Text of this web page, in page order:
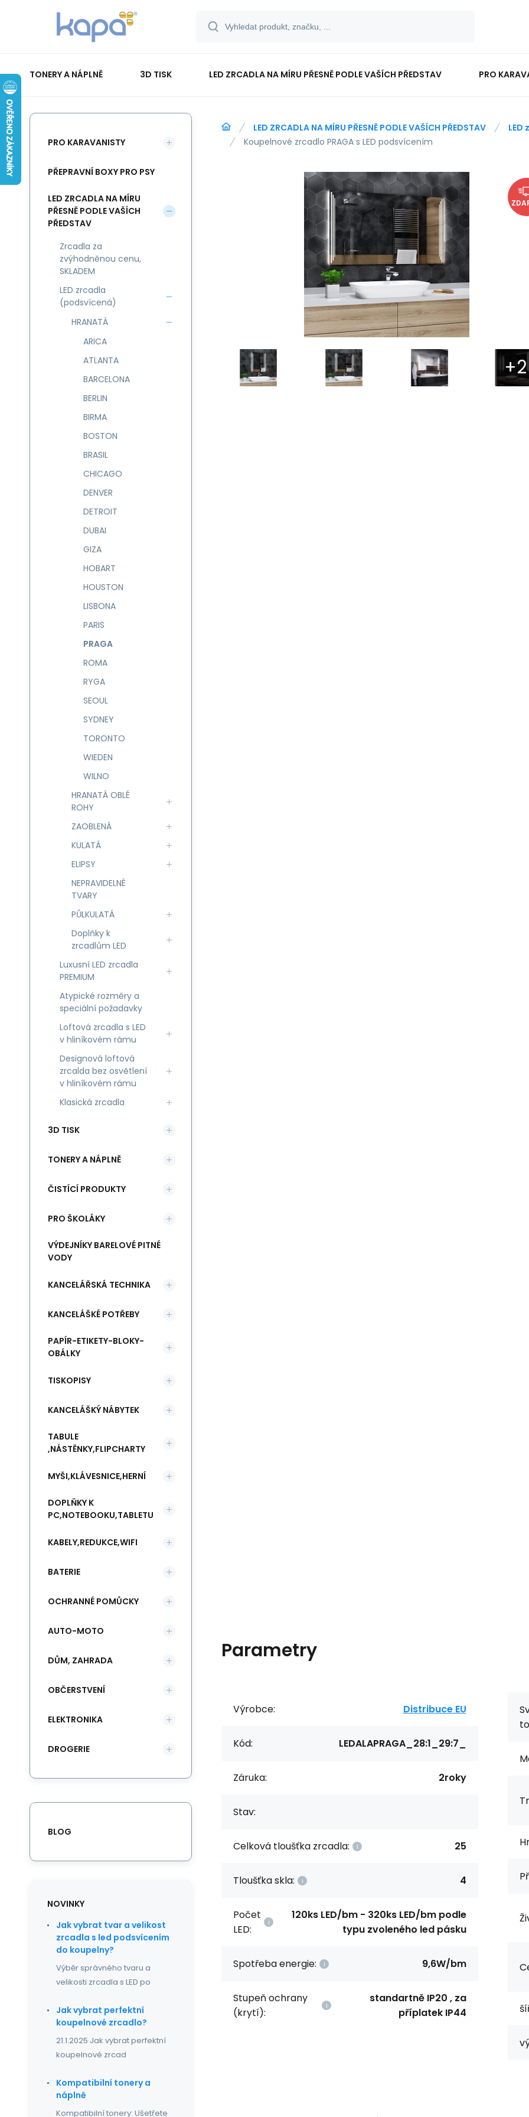
TONERY A NÁPLNĚ 3D TISK LED ZRCADLA NA MÍRU PŘESNĚ PODLE VAŠÍCH PŘEDSTAV PRO
PAPÍR-ETIKETY-BLOKY-OBÁLKY
LED ZRCADLA NA MÍRU PŘESNĚ PODLE VAŠÍCH PŘEDSTAV
Koupelnové zrcadlo PRAGA s LED podsvícením
Parametry
Výrobce: Distribuce EU
Kód: LEDALAPRAGA_28:1_29:7_
Záruka: 2roky
Stav:
Celková tloušťka zrcadla: 25
Tloušťka skla: 4
Počet
LED:
120ks LED/bm - 320ks LED/bm podle
typu zvoleného led pásku
Spotřeba energie: 9,6W/bm
Stupeň ochrany
(krytí):
standartně IP20 , za
příplatek IP44
PRO KARAVANISTY
PŘEPRAVNÍ BOXY PRO PSY
LED ZRCADLA NA MÍRU
PŘESNĚ PODLE VAŠÍCH
PŘEDSTAV
Zrcadla za
zvýhodněnou cenu,
SKLADEM
LED zrcadla
(podsvícená)
HRANATÁ
ARICA
ATLANTA
BARCELONA
BERLIN
BIRMA
BOSTON
BRASIL
CHICAGO
DENVER
DETROIT
DUBAI
GIZA
HOBART
HOUSTON
LISBONA
PARIS
PRAGA
ROMA
RYGA
SEOUL
SYDNEY
TORONTO
WIEDEN
WILNO
HRANATÁ OBLÉ
ROHY
ZAOBLENÁ
KULATÁ
ELIPSY
NEPRAVIDELNÉ
TVARY
PŮLKULATÁ
Doplňky k
zrcadlům LED
Luxusní LED zrcadla
PREMIUM
Atypické rozměry a
speciální požadavky
Loftová zrcadla s LED
v hliníkovém rámu
Designová loftová
zrcalda bez osvětlení
v hliníkovém rámu
Klasická zrcadla
3D TISK
TONERY A NÁPLNĚ
ČISTÍCÍ PRODUKTY
PRO ŠKOLÁKY
VÝDEJNÍKY BARELOVÉ PITNÉ
VODY
KANCELÁŘSKÁ TECHNIKA
KANCELÁŠKÉ POTŘEBY
PAPÍR-ETIKETY-BLOKY-
OBÁLKY
TISKOPISY
KANCELÁŠKÝ NÁBYTEK
TABULE
,NÁSTĚNKY,FLIPCHARTY
MYŠI,KLÁVESNICE,HERNÍ
DOPLŇKY K
PC,NOTEBOOKU,TABLETU
KABELY,REDUKCE,WIFI
BATERIE
OCHRANNÉ POMŮCKY
AUTO-MOTO
DŮM, ZAHRADA
OBČERSTVENÍ
ELEKTRONIKA
DROGERIE
BLOG
NOVINKY
Jak vybrat tvar a velikost
zrcadla s led podsvícením
do koupelny?
Výběr správného tvaru a
velikosti zrcadla s LED po
Jak vybrat perfektní
koupelnové zrcadlo?
21.1.2025 Jak vybrat perfektní
koupelnové zrcad
Kompatibilní tonery a
náplně
Kompatibilní tonery: Ušetřete